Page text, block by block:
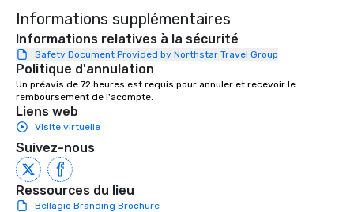
Informations supplémentaires
Informations relatives à la sécurité
Safety Document Provided by Northstar Travel Group
Politique d'annulation
Un préavis de 72 heures est requis pour annuler et recevoir le
remboursement de l'acompte.
Liens web
Visite virtuelle
Suivez-nous
Ressources du lieu
Bellagio Branding Brochure